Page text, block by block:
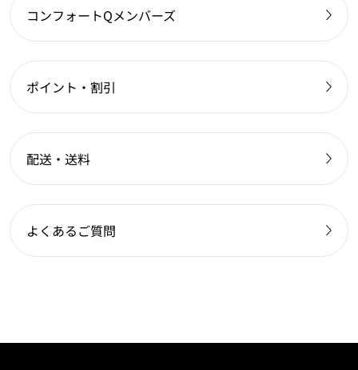
コンフォートQメンバーズ
ポイント・割引
配送・送料
よくあるご質問